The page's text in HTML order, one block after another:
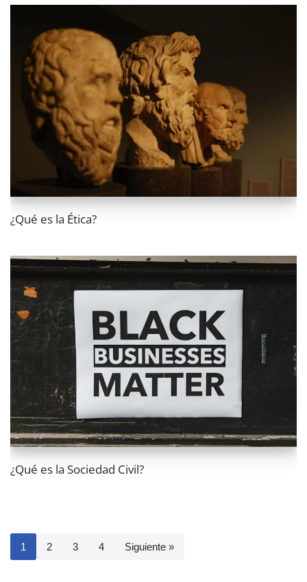
¿Qué es la Ética?
¿Qué es la Sociedad Civil?
1 2 3 4 Siguiente »